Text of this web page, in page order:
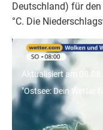
Deutschland) für
°C. Die
"Ostsee: Dein
Aktualisiert am
"Ostsee: Dein Wetter
Wetter für Städte